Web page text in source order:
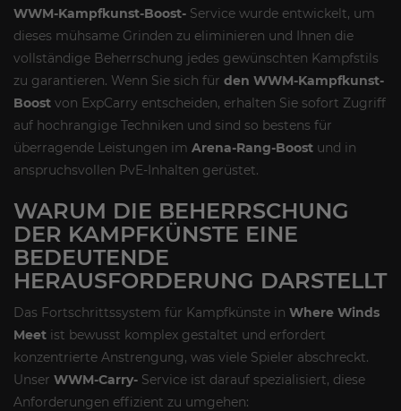
WWM-Kampfkunst-Boost- Service wurde entwickelt, um
dieses mühsame Grinden zu eliminieren und Ihnen die
vollständige Beherrschung jedes gewünschten Kampfstils
zu garantieren. Wenn Sie sich für den WWM-Kampfkunst-
Boost von ExpCarry entscheiden, erhalten Sie sofort Zugriff
auf hochrangige Techniken und sind so bestens für
überragende Leistungen im Arena-Rang-Boost und in
anspruchsvollen PvE-Inhalten gerüstet.
WARUM DIE BEHERRSCHUNG
DER KAMPFKÜNSTE EINE
BEDEUTENDE
HERAUSFORDERUNG DARSTELLT
Das Fortschrittssystem für Kampfkünste in Where Winds
Meet ist bewusst komplex gestaltet und erfordert
konzentrierte Anstrengung, was viele Spieler abschreckt.
Unser WWM-Carry- Service ist darauf spezialisiert, diese
Anforderungen effizient zu umgehen: